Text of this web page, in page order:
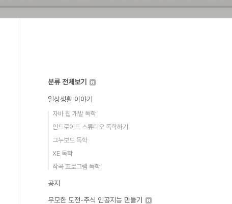
분류 전체보기
일상생활 이야기
자바 웹 개발 독학
안드로이드 스튜디오 독학하기
그누보드 독학
XE 독학
작곡 프로그램 독학
공지
무모한 도전-주식 인공지능 만들기